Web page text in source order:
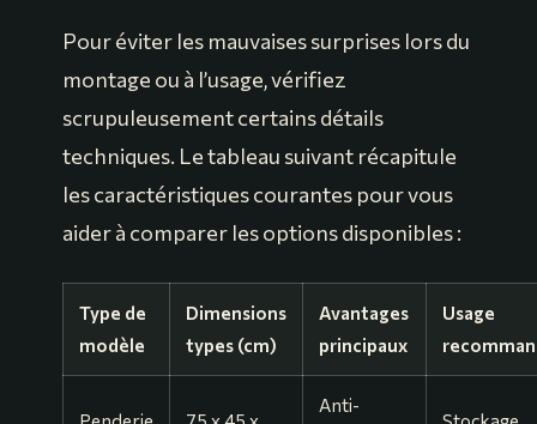
Pour éviter les mauvaises surprises lors du
montage ou à l’usage, vérifiez
scrupuleusement certains détails
techniques. Le tableau suivant récapitule
les caractéristiques courantes pour vous
aider à comparer les options disponibles :
Type de
modèle
Dimensions
types (cm)
Avantages
principaux
Usage
Anti-